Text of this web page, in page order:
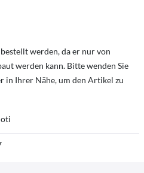
werden, da er nur von
werden kann. Bitte wenden Sie
in Ihrer Nähe, um den Artikel zu